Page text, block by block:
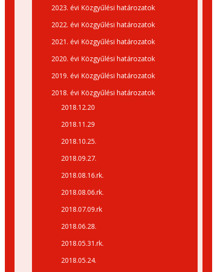
2023. évi Közgyűlési határozatok
2022. évi Közgyűlési határozatok
2021. évi Közgyűlési határozatok
2020. évi Közgyűlési határozatok
2019. évi Közgyűlési határozatok
2018. évi Közgyűlési határozatok
2018.12.20
2018.11.29
2018.10.25.
2018.09.27.
2018.08.16.rk.
2018.08.06.rk.
2018.07.09.rk
2018.06.28.
2018.05.31.rk.
2018.05.24.